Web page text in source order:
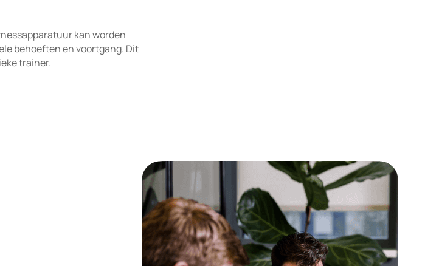
kan worden
behoeften en voortgang. Dit
trainer.